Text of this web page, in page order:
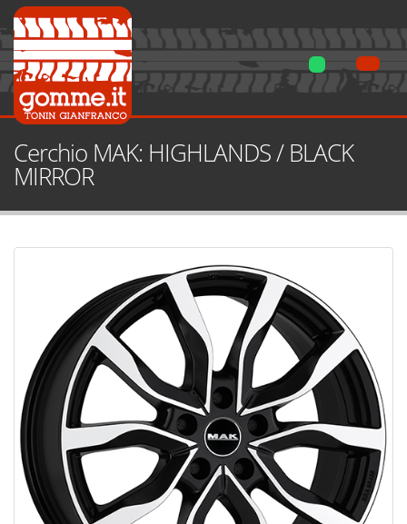
Cerchio MAK: HIGHLANDS / BLACK
MIRROR